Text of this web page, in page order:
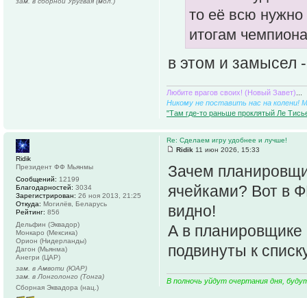
то её всю нужно
итогам
в этом и замысел
Любите врагов своих! (Новый Завет)
Никому не поставить нас на колени!
"Там где-то раньше проклятый Ле
Re: Сделаем игру удобнее и лучше!
Ridik 11 июн 2026, 15:33
Зачем
ячейками? Вот в
видно!
А в
подвинуты к
В полночь уйдут очертания дня,
Ridik
Президент ФФ Мьянмы
Сообщений: 12199
Благодарностей: 3034
Зарегистрирован: 26 ноя 2013, 21:25
Откуда: Могилёв, Беларусь
Рейтинг: 856
Дельфин (Эквадор)
Монкаро (Мексика)
Орион (Нидерланды)
Дагон (Мьянма)
Анегри (ЦАР)
зам. в Амвоти (ЮАР)
зам. в Лонголонго (Тонга)
Сборная Эквадора (нац.)